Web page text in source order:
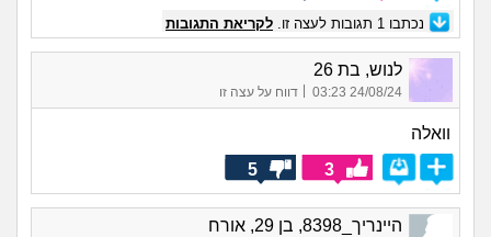
נכתבו 1 תגובות לעצה זו. לקריאת התגובות
לנוש, בת 26
24/08/24 03:23
| דווח על עצה זו
וואלה
3
5
היינריך_8398, בן 29, אורח